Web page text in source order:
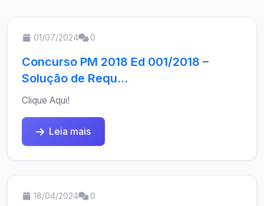
01/07/2024 0
Concurso PM 2018 Ed 001/2018 –
Solução de Requ...
Clique Aqui!
Leia mais
18/04/2024 0